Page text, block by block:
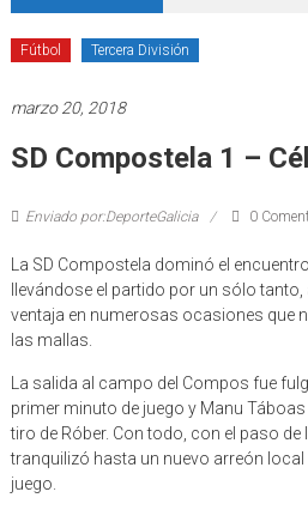
Fútbol Tercera División
marzo 20, 2018
SD Compostela 1 –
Enviado por:DeporteGalicia 0
La SD Compostela dominó el
llevándose el partido por un sólo
ventaja en numerosas ocasiones que
las mallas.
La salida al campo del Compos fue
primer minuto de juego y Manu
tiro de Róber. Con todo, con el paso
tranquilizó hasta un nuevo arreón
juego.